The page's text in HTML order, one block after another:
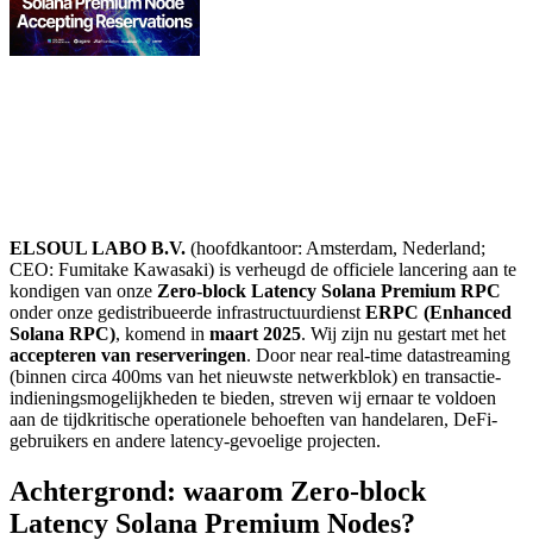
ELSOUL LABO B.V. (hoofdkantoor: Amsterdam, Nederland;
CEO: Fumitake Kawasaki) is verheugd de officiele lancering aan te
kondigen van onze Zero-block Latency Solana Premium RPC
onder onze gedistribueerde infrastructuurdienst ERPC (Enhanced
Solana RPC), komend in maart 2025. Wij zijn nu gestart met het
accepteren van reserveringen. Door near real-time datastreaming
(binnen circa 400ms van het nieuwste netwerkblok) en transactie-
indieningsmogelijkheden te bieden, streven wij ernaar te voldoen
aan de tijdkritische operationele behoeften van handelaren, DeFi-
gebruikers en andere latency-gevoelige projecten.
Achtergrond: waarom Zero-block
Latency Solana Premium Nodes?